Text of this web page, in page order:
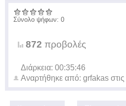
Σύνολο ψήφων: 0
872 προβολές
Διάρκεια: 00:35:46
Αναρτήθηκε από: grfakas στις